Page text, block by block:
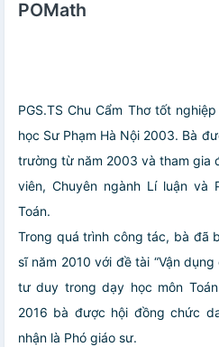
POMath
PGS.TS Chu Cẩm Thơ tốt
học Sư Phạm Hà Nội 2003. Bà
trường từ năm 2003 và tham gia
viên, Chuyên ngành Lí luận và
Toán.
Trong quá trình công tác, bà đã
sĩ năm 2010 với đề tài “Vận
tư duy trong dạy học môn
2016 bà được hội đồng chức
nhận là Phó giáo sư.